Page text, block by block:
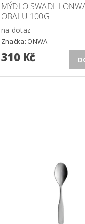
MÝDLO SWADHI
OBALU 100G
na dotaz
Značka: ONWA
310 Kč